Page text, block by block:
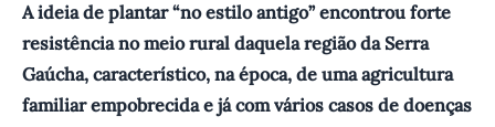
A ideia de plantar “no estilo antigo” encontrou forte
resistência no meio rural daquela região da Serra
Gaúcha, característico, na época, de uma agricultura
familiar empobrecida e já com vários casos de doenças